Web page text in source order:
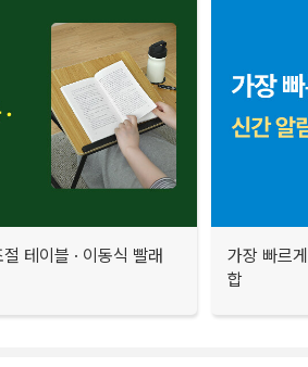
테이블 · 이동식 빨래
가장 빠르
합